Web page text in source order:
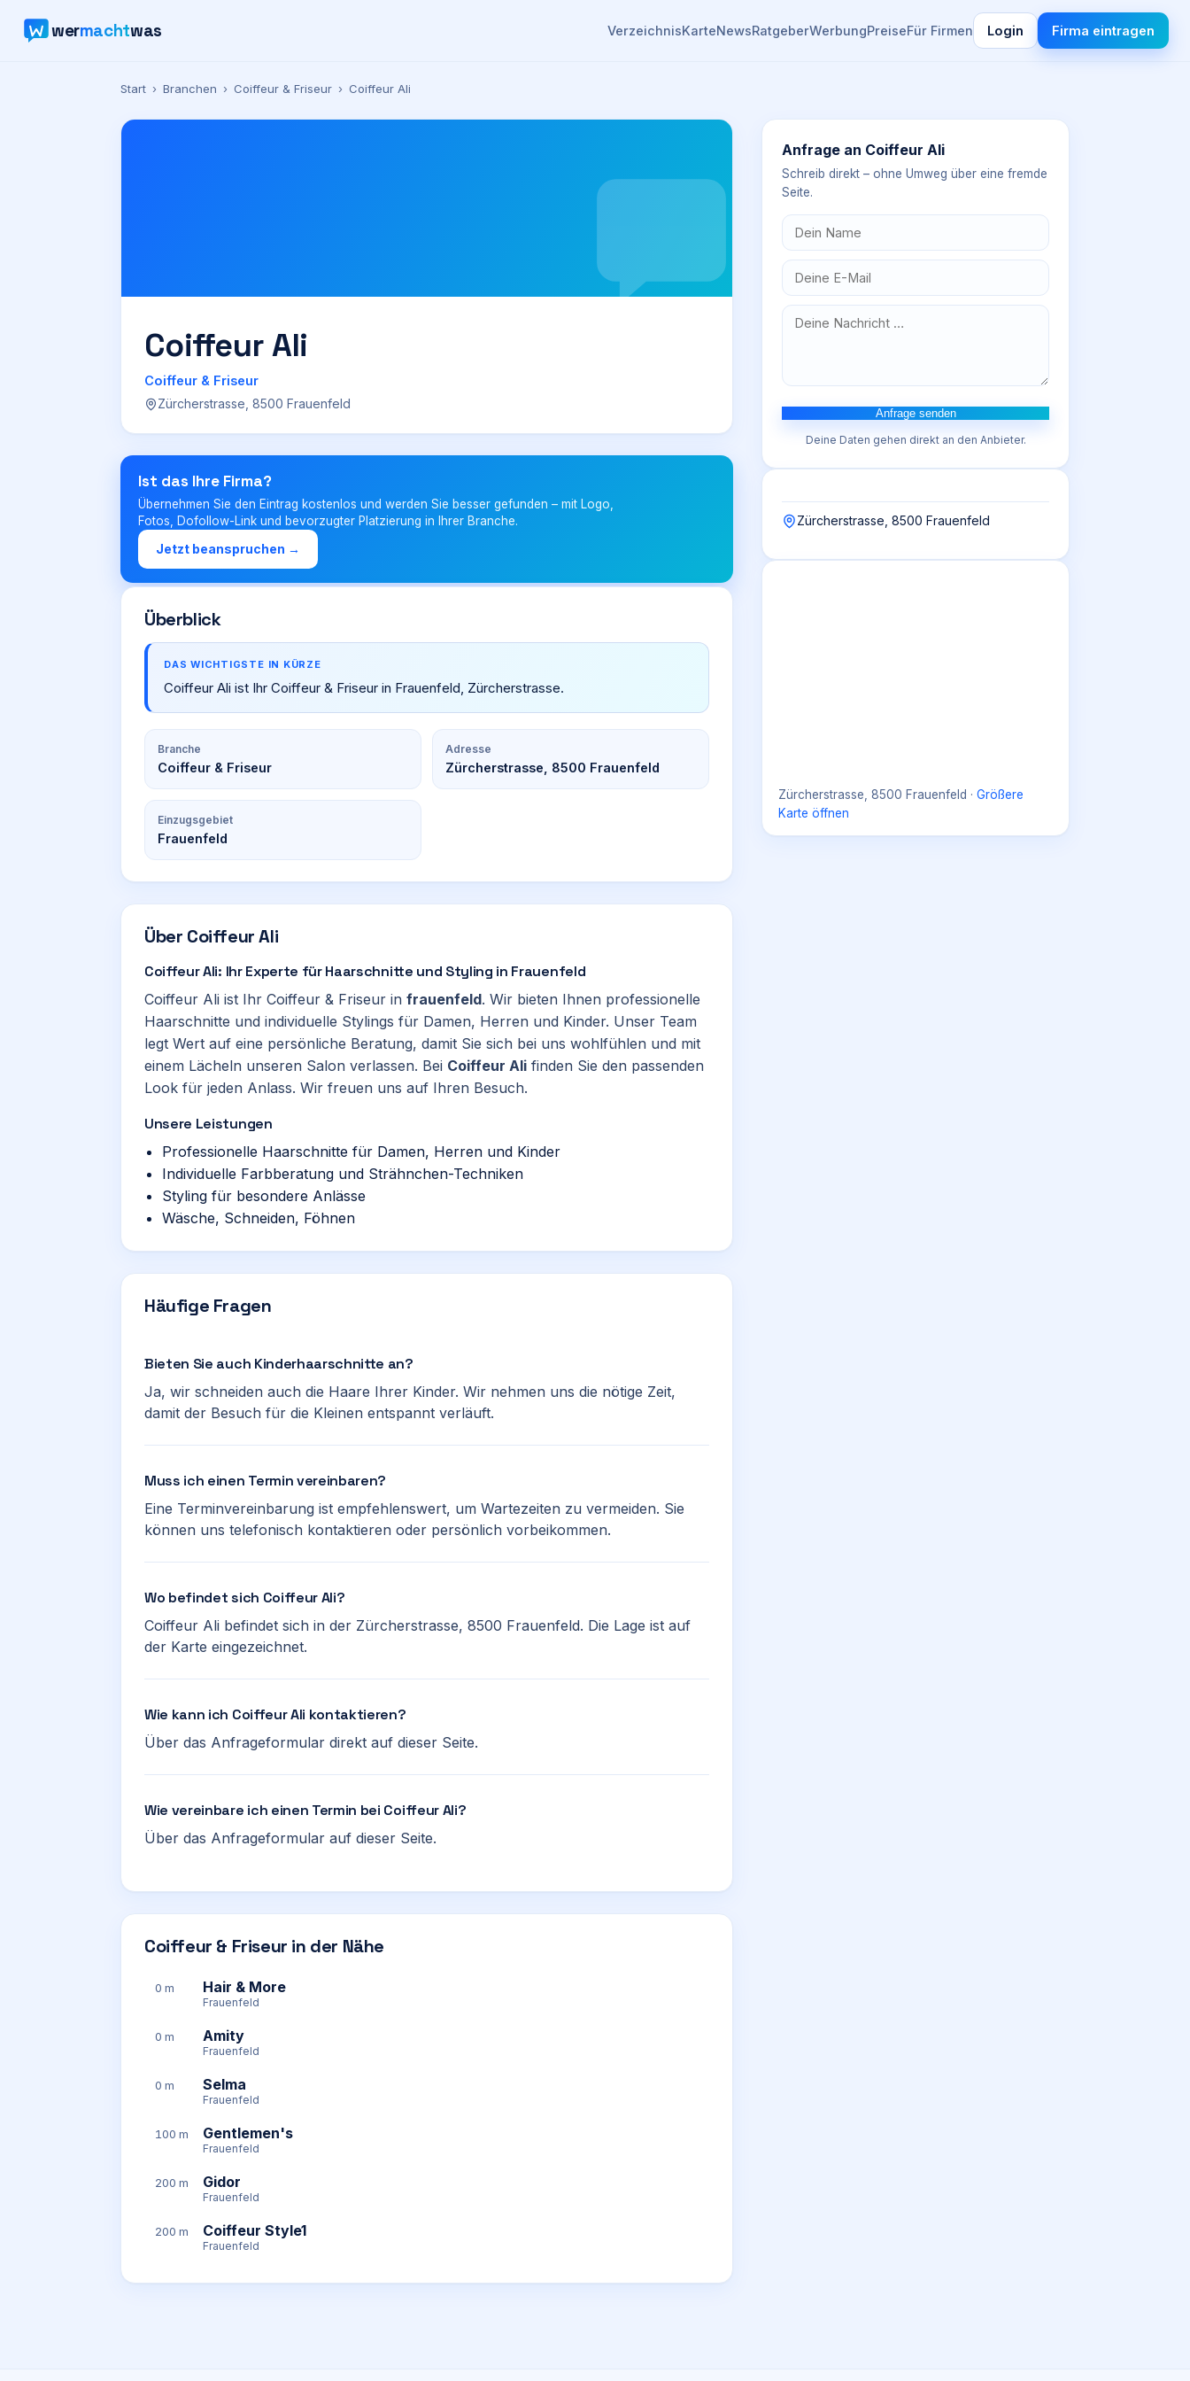
wermachtwas VerzeichnisKarteNewsRatgeberWerbungPreiseFür Firmen Login Firma eintragen
Start › Branchen › Coiffeur & Friseur › Coiffeur Ali
Coiffeur Ali
Coiffeur & Friseur
Zürcherstrasse, 8500 Frauenfeld
Ist das Ihre Firma?
Übernehmen Sie den Eintrag kostenlos und werden Sie besser gefunden – mit Logo,
Fotos, Dofollow-Link und bevorzugter Platzierung in Ihrer Branche.
Jetzt beanspruchen →
Überblick
DAS WICHTIGSTE IN KÜRZE
Coiffeur Ali ist Ihr Coiffeur & Friseur in Frauenfeld, Zürcherstrasse.
Branche
Coiffeur & Friseur
Adresse
Zürcherstrasse, 8500 Frauenfeld
Einzugsgebiet
Frauenfeld
Über Coiffeur Ali
Coiffeur Ali: Ihr Experte für Haarschnitte und Styling in Frauenfeld
Coiffeur Ali ist Ihr Coiffeur & Friseur in frauenfeld. Wir bieten Ihnen professionelle
Haarschnitte und individuelle Stylings für Damen, Herren und Kinder. Unser Team
legt Wert auf eine persönliche Beratung, damit Sie sich bei uns wohlfühlen und mit
einem Lächeln unseren Salon verlassen. Bei Coiffeur Ali finden Sie den passenden
Look für jeden Anlass. Wir freuen uns auf Ihren Besuch.
Unsere Leistungen
Professionelle Haarschnitte für Damen, Herren und Kinder
Individuelle Farbberatung und Strähnchen-Techniken
Styling für besondere Anlässe
Wäsche, Schneiden, Föhnen
Häufige Fragen
Bieten Sie auch Kinderhaarschnitte an?
Ja, wir schneiden auch die Haare Ihrer Kinder. Wir nehmen uns die nötige Zeit,
damit der Besuch für die Kleinen entspannt verläuft.
Muss ich einen Termin vereinbaren?
Eine Terminvereinbarung ist empfehlenswert, um Wartezeiten zu vermeiden. Sie
können uns telefonisch kontaktieren oder persönlich vorbeikommen.
Wo befindet sich Coiffeur Ali?
Coiffeur Ali befindet sich in der Zürcherstrasse, 8500 Frauenfeld. Die Lage ist auf
der Karte eingezeichnet.
Wie kann ich Coiffeur Ali kontaktieren?
Über das Anfrageformular direkt auf dieser Seite.
Wie vereinbare ich einen Termin bei Coiffeur Ali?
Über das Anfrageformular auf dieser Seite.
Coiffeur & Friseur in der Nähe
0 m Hair & More
Frauenfeld
0 m Amity
Frauenfeld
0 m Selma
Frauenfeld
100 m Gentlemen's
Frauenfeld
200 m Gidor
Frauenfeld
200 m Coiffeur Style1
Frauenfeld
Anfrage an Coiffeur Ali
Schreib direkt – ohne Umweg über eine fremde
Seite.
Anfrage senden
Deine Daten gehen direkt an den Anbieter.
Zürcherstrasse, 8500 Frauenfeld
Zürcherstrasse, 8500 Frauenfeld · Größere
Karte öffnen